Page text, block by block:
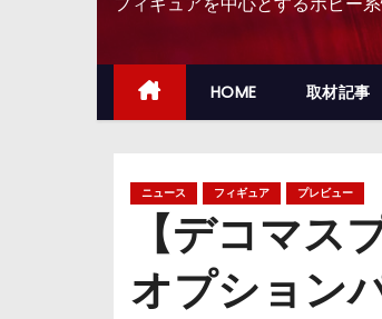
ッ
HOME 取材記事
ニュース フィギュア プレビュー
【デコマス
オプション